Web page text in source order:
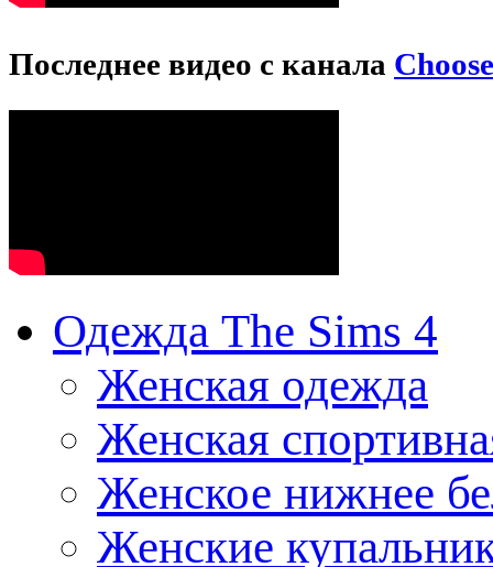
Последнее видео с канала
Одежда The Sims 4
Женская одежда
Женская
Женское нижнее
Женские